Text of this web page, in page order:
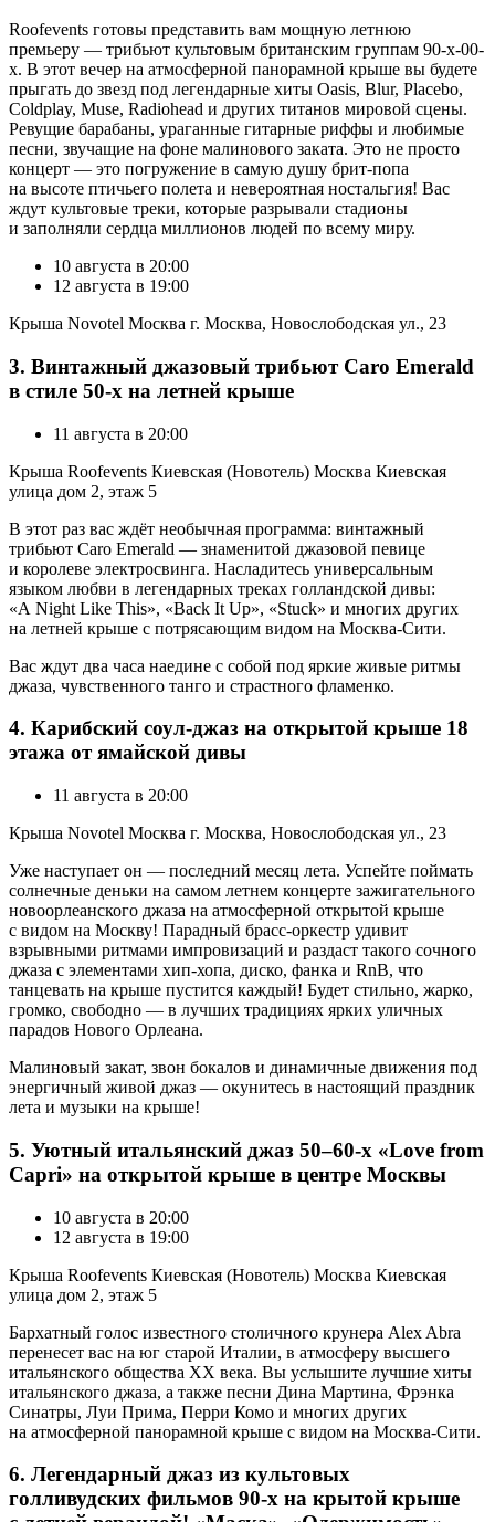
Roofevents готовы представить вам мощную летнюю
премьеру — трибьют культовым британским группам 90-х-00-
х. В этот вечер на атмосферной панорамной крыше вы будете
прыгать до звезд под легендарные хиты Oasis, Blur, Placebo,
Coldplay, Muse, Radiohead и других титанов мировой сцены.
Ревущие барабаны, ураганные гитарные риффы и любимые
песни, звучащие на фоне малинового заката. Это не просто
концерт — это погружение в самую душу брит-попа
на высоте птичьего полета и невероятная ностальгия! Вас
ждут культовые треки, которые разрывали стадионы
и заполняли сердца миллионов людей по всему миру.
10 августа в 20:00
12 августа в 19:00
Крыша Novotel Москва г. Москва, Новослободская ул., 23
3. Винтажный джазовый трибьют Caro Emerald
в стиле 50-х на летней крыше
11 августа в 20:00
Крыша Roofevents Киевская (Новотель) Москва Киевская
улица дом 2, этаж 5
В этот раз вас ждёт необычная программа: винтажный
трибьют Caro Emerald — знаменитой джазовой певице
и королеве электросвинга. Насладитесь универсальным
языком любви в легендарных треках голландской дивы:
«A Night Like This», «Back It Up», «Stuck» и многих других
на летней крыше с потрясающим видом на Москва-Сити.
Вас ждут два часа наедине с собой под яркие живые ритмы
джаза, чувственного танго и страстного фламенко.
4. Карибский соул-джаз на открытой крыше 18
этажа от ямайской дивы
11 августа в 20:00
Крыша Novotel Москва г. Москва, Новослободская ул., 23
Уже наступает он — последний месяц лета. Успейте поймать
солнечные деньки на самом летнем концерте зажигательного
новоорлеанского джаза на атмосферной открытой крыше
с видом на Москву! Парадный брасс-оркестр удивит
взрывными ритмами импровизаций и раздаст такого сочного
джаза с элементами хип-хопа, диско, фанка и RnB, что
танцевать на крыше пустится каждый! Будет стильно, жарко,
громко, свободно — в лучших традициях ярких уличных
парадов Нового Орлеана.
Малиновый закат, звон бокалов и динамичные движения под
энергичный живой джаз — окунитесь в настоящий праздник
лета и музыки на крыше!
5. Уютный итальянский джаз 50–60-х «Love from
Capri» на открытой крыше в центре Москвы
10 августа в 20:00
12 августа в 19:00
Крыша Roofevents Киевская (Новотель) Москва Киевская
улица дом 2, этаж 5
Бархатный голос известного столичного крунера Alex Abra
перенесет вас на юг старой Италии, в атмосферу высшего
итальянского общества XX века. Вы услышите лучшие хиты
итальянского джаза, а также песни Дина Мартина, Фрэнка
Синатры, Луи Прима, Перри Комо и многих других
на атмосферной панорамной крыше с видом на Москва-Сити.
6. Легендарный джаз из культовых
голливудских фильмов 90-х на крытой крыше